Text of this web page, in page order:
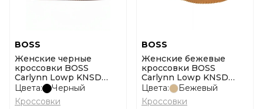
BOSS
Женские черные
кроссовки BOSS
Carlynn Lowp KNSD
размер 37
Цвета:
Черный
Кроссовки
BOSS
Женские бежевые
кроссовки BOSS
Carlynn Lowp KNSD
размер 40
Цвета:
Бежевый
Кроссовки